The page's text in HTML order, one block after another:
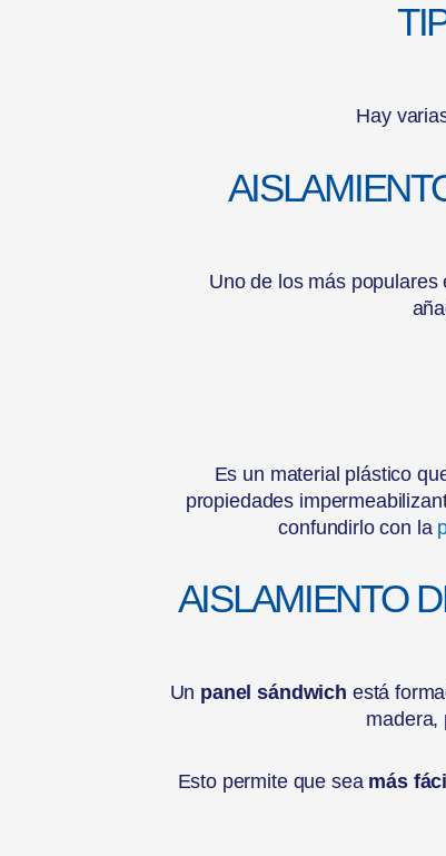
Hay
Uno de los más
Es un material plástico
propiedades
confundirlo con la
AISLAMIENTO
Un panel sándwich está
madera,
Esto permite que sea más